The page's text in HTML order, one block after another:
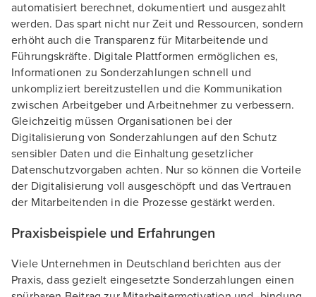
automatisiert berechnet, dokumentiert und ausgezahlt
werden. Das spart nicht nur Zeit und Ressourcen, sondern
erhöht auch die Transparenz für Mitarbeitende und
Führungskräfte. Digitale Plattformen ermöglichen es,
Informationen zu Sonderzahlungen schnell und
unkompliziert bereitzustellen und die Kommunikation
zwischen Arbeitgeber und Arbeitnehmer zu verbessern.
Gleichzeitig müssen Organisationen bei der
Digitalisierung von Sonderzahlungen auf den Schutz
sensibler Daten und die Einhaltung gesetzlicher
Datenschutzvorgaben achten. Nur so können die Vorteile
der Digitalisierung voll ausgeschöpft und das Vertrauen
der Mitarbeitenden in die Prozesse gestärkt werden.
Praxisbeispiele und Erfahrungen
Viele Unternehmen in Deutschland berichten aus der
Praxis, dass gezielt eingesetzte Sonderzahlungen einen